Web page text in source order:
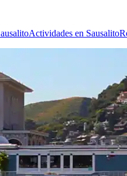
Actividades en Sausalito